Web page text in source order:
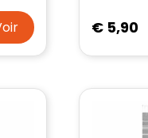
€ 5,90